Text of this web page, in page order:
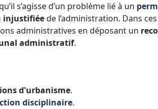
s’agisse d’un problème lié à un
injustifiéede l’administration. Dans ces
administratives en déposant un
administratif.
d'urbanisme.
disciplinaire.